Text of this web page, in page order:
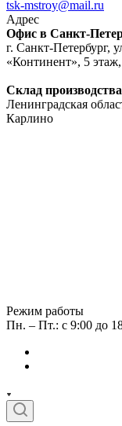
tsk-mstroy@mail.ru
Адрес
Офис в Санкт-
г. Санкт-Петербург,
«Континент», 5
Склад
Ленинградская
Карлино
Режим работы
Пн. – Пт.: с 9:00 до